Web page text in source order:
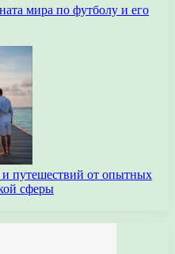
мира по футболу и его
путешествий от опытных
сферы